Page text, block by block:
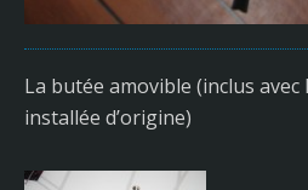
La butée amovible (inclus
installée d’origine)